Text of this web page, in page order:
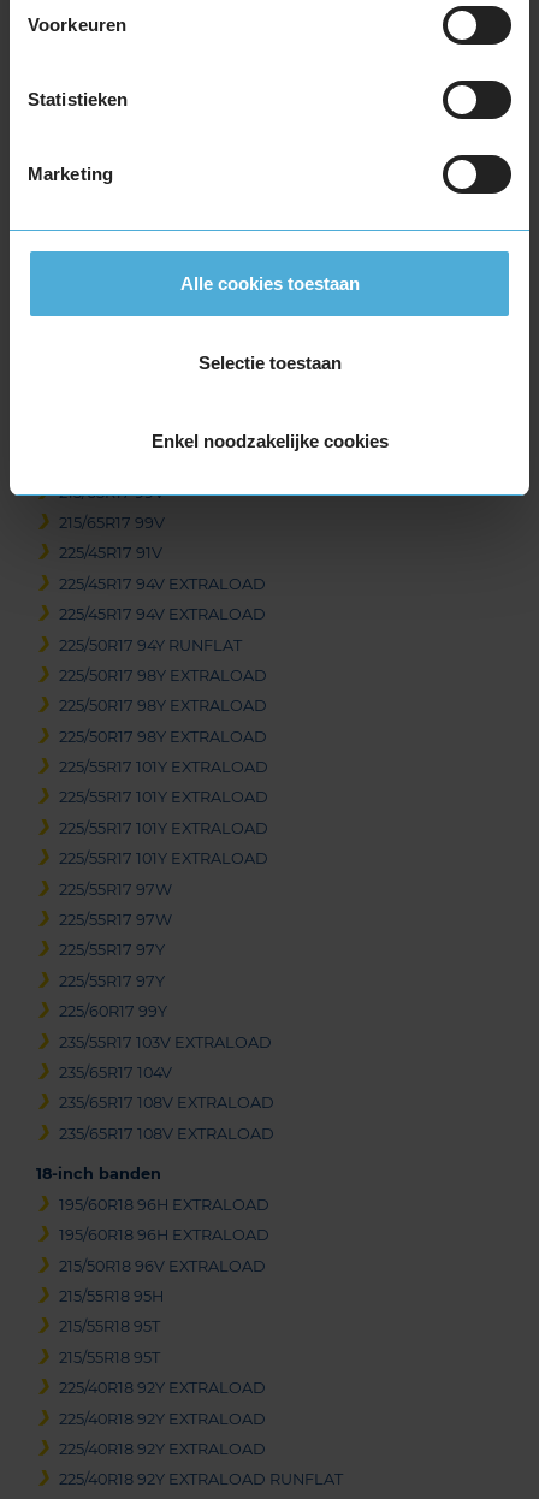
Voorkeuren
Statistieken
Marketing
Alle cookies toestaan
Selectie toestaan
Enkel noodzakelijke cookies
215/55R17 94V
215/55R17 98H EXTRALOAD
215/60R17 96H
215/60R17 96V
215/65R17 103V EXTRALOAD
215/65R17 99V
215/65R17 99V
215/65R17 99V
225/45R17 91V
225/45R17 94V EXTRALOAD
225/45R17 94V EXTRALOAD
225/50R17 94Y RUNFLAT
225/50R17 98Y EXTRALOAD
225/50R17 98Y EXTRALOAD
225/50R17 98Y EXTRALOAD
225/55R17 101Y EXTRALOAD
225/55R17 101Y EXTRALOAD
225/55R17 101Y EXTRALOAD
225/55R17 101Y EXTRALOAD
225/55R17 97W
225/55R17 97W
225/55R17 97Y
225/55R17 97Y
225/60R17 99Y
235/55R17 103V EXTRALOAD
235/65R17 104V
235/65R17 108V EXTRALOAD
235/65R17 108V EXTRALOAD
18-inch banden
195/60R18 96H EXTRALOAD
195/60R18 96H EXTRALOAD
215/50R18 96V EXTRALOAD
215/55R18 95H
215/55R18 95T
215/55R18 95T
225/40R18 92Y EXTRALOAD
225/40R18 92Y EXTRALOAD
225/40R18 92Y EXTRALOAD
225/40R18 92Y EXTRALOAD RUNFLAT